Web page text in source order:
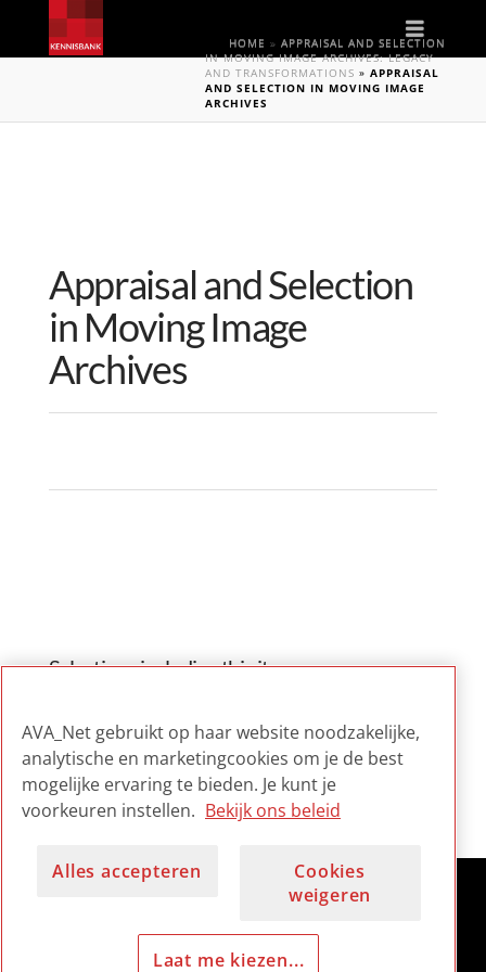
HOME » APPRAISAL AND SELECTION
IN MOVING IMAGE ARCHIVES: LEGACY
AND TRANSFORMATIONS » APPRAISAL
AND SELECTION IN MOVING IMAGE
ARCHIVES
Appraisal and Selection
in Moving Image
Archives
Selections including this item
Moving Image Archives:
Legacy and
Transformations
AVA_Net gebruikt op haar website noodzakelijke,
analytische en marketingcookies om je de best
mogelijke ervaring te bieden. Je kunt je
voorkeuren instellen. Bekijk ons beleid
Alles accepteren
Cookies
weigeren
Laat me kiezen...